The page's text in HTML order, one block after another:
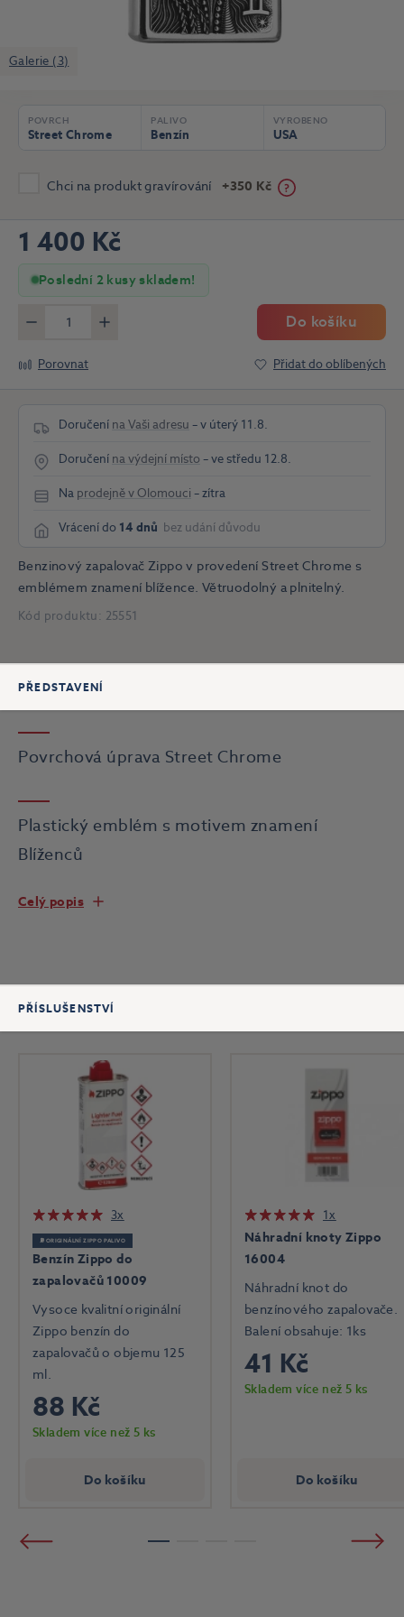
Galerie (3)
Benzinový zapalovač Zippo v provedení Street Chrome s
emblémem znamení blížence. Větruodolný a plnitelný.
POVRCH
Street Chrome
PALIVO
Benzín
VYROBENO
USA
Kód produktu: 25551
Chci na produkt gravírování +350 Kč
1 400 Kč
Poslední 2 kusy skladem!
Více
Do košíku
Porovnat Přidat do oblíbených
Doručení na Vaši adresu – v úterý 11.8.
Doručení na výdejní místo – ve středu 12.8.
Na prodejně v Olomouci – zítra
Vrácení do 14 dnů bez udání důvodu
PŘEDSTAVENÍ
Povrchová úprava Street Chrome
Plastický emblém s motivem znamení
Blíženců
Celý popis
PŘÍSLUŠENSTVÍ
3x
⛽ ORIGINÁLNÍ ZIPPO PALIVO
Benzín Zippo do
zapalovačů 10009
Vysoce kvalitní originální
Zippo benzín do
zapalovačů o objemu 125
ml.
88 Kč
Skladem více než 5 ks
Do košíku
1x
Náhradní knoty Zippo
16004
Náhradní knot do
benzínového zapalovače.
Balení obsahuje: 1ks
41 Kč
Skladem více než 5 ks
Do košíku